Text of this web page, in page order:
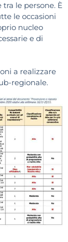
le persone. È
le occasioni
nucleo
e di
a realizzare
regionale.